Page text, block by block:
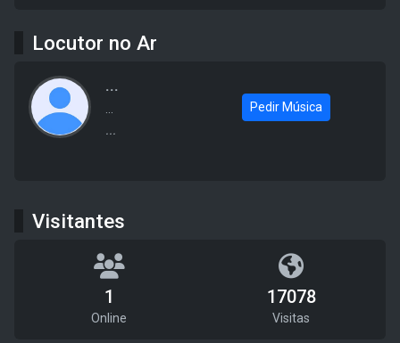
Locutor no Ar
...
...
...
Pedir Música
Visitantes
1
Online
17078
Visitas